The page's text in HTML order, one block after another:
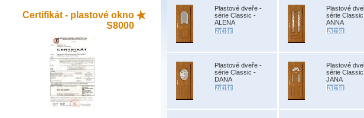
Certifikát - plastové okno
S8000
Plastové dveře -
série Classic -
ALENA
Plastové
série
ANNA
Plastové dveře -
série Classic -
DANA
Plastové
série
JANA